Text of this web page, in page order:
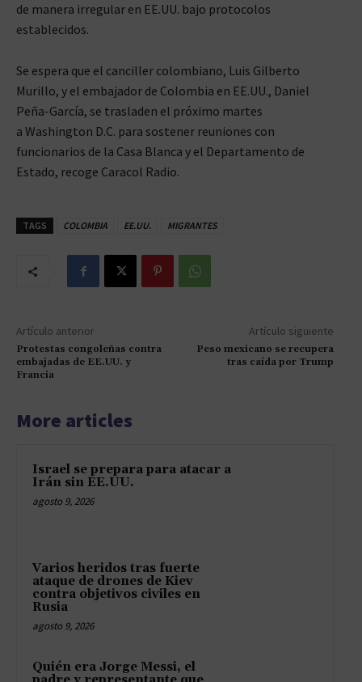
de manera irregular en EE.UU. bajo protocolos
establecidos.
Se espera que el canciller colombiano, Luis Gilberto
Murillo, y el embajador de Colombia en EE.UU., Daniel
Peña-García, se trasladen el próximo martes
a Washington D.C. para sostener reuniones con
funcionarios de la Casa Blanca y el Departamento de
Estado, recoge Caracol Radio.
TAGS COLOMBIA EE.UU. MIGRANTES
Artículo anterior
Protestas congoleñas contra
embajadas de EE.UU. y
Francia
Artículo siguiente
Peso mexicano se recupera
tras caída por Trump
More articles
Israel se prepara para atacar a
Irán sin EE.UU.
agosto 9, 2026
Varios heridos tras fuerte
ataque de drones de Kiev
contra objetivos civiles en
Rusia
agosto 9, 2026
Quién era Jorge Messi, el